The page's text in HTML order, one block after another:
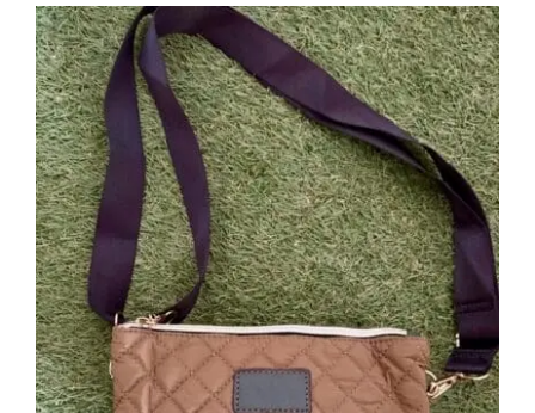
Bolso Acolchado verde